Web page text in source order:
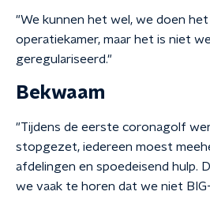
"We kunnen het wel, we doen
operatiekamer, maar het is niet
geregulariseerd."
Bekwaam
"Tijdens de eerste coronagolf
stopgezet, iedereen moest
afdelingen en spoedeisend hulp.
we vaak te horen dat we niet